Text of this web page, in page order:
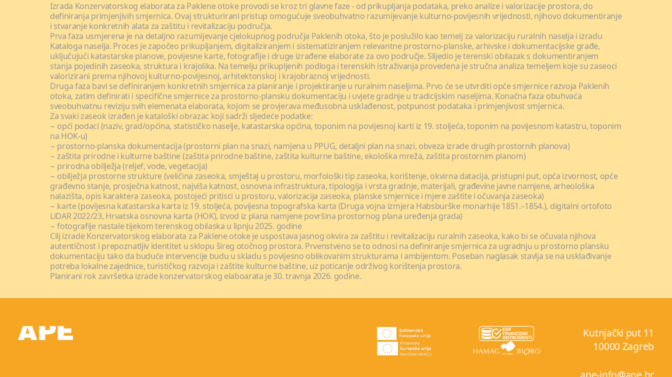
Izrada Konzervatorskog elaborata za Paklene otoke provodi se kroz tri glavne faze - od prikupljanja podataka, preko analize i valorizacije prostora, do
definiranja primjenjivih smjernica. Ovaj strukturirani pristup omogućuje sveobuhvatno razumijevanje kulturno-povijesnih vrijednosti, njihovo dokumentiranje
i stvaranje konkretnih alata za zaštitu i revitalizaciju područja.
Prva faza usmjerena je na detaljno razumijevanje cjelokupnog područja Paklenih otoka, što je poslužilo kao temelj za valorizaciju ruralnih naselja i izradu
Kataloga naselja. Proces je započeo prikupljanjem, digitaliziranjem i sistematiziranjem relevantne prostorno-planske, arhivske i dokumentacijske građe,
uključujući katastarske planove, povijesne karte, fotografije i druge izrađene elaborate za ovo područje. Slijedio je terenski obilazak s dokumentiranjem
stanja pojedinih zaseoka, struktura i krajolika. Na temelju prikupljenih podloga i terenskih istraživanja provedena je stručna analiza temeljem koje su zaseoci
valorizirani prema njihovoj kulturno-povijesnoj, arhitektonskoj i krajobraznoj vrijednosti.
Druga faza bavi se definiranjem konkretnih smjernica za planiranje i projektiranje u ruralnim naseljima. Prvo će se utvrditi opće smjernice razvoja Paklenih
otoka, zatim definirati i specifične smjernice za prostorno-plansku dokumentaciju i uvjete gradnje u tradicijskim naseljima. Konačna faza obuhvaća
sveobuhvatnu reviziju svih elemenata elaborata, kojom se provjerava međusobna usklađenost, potpunost podataka i primjenjivost smjernica.
Za svaki zaseok izrađen je kataloški obrazac koji sadrži sljedeće podatke:
− opći podaci (naziv, grad/općina, statističko naselje, katastarska općina, toponim na povijesnoj karti iz 19. stoljeća, toponim na povijesnom katastru, toponim
na HOK-u)
− prostorno-planska dokumentacija (prostorni plan na snazi, namjena u PPUG, detaljni plan na snazi, obveza izrade drugih prostornih planova)
− zaštita prirodne i kulturne baštine (zaštita prirodne baštine, zaštita kulturne baštine, ekološka mreža, zaštita prostornim planom)
− prirodna obilježja (reljef, vode, vegetacija)
− obilježja prostorne strukture (veličina zaseoka, smještaj u prostoru, morfološki tip zaseoka, korištenje, okvirna datacija, pristupni put, opća izvornost, opće
građevno stanje, prosječna katnost, najviša katnost, osnovna infrastruktura, tipologija i vrsta gradnje, materijali, građevine javne namjene, arheološka
nalazišta, opis karaktera zaseoka, postojeći pritisci u prostoru, valorizacija zaseoka, planske smjernice i mjere zaštite i očuvanja zaseoka)
− karte (povijesna katastarska karta iz 19. stoljeća, povijesna topografska karta (Druga vojna izmjera Habsburške monarhije 1851.–1854.), digitalni ortofoto
LiDAR 2022/23, Hrvatska osnovna karta (HOK), izvod iz plana namjene površina prostornog plana uređenja grada)
− fotografije nastale tijekom terenskog obilaska u lipnju 2025. godine
Cilj izrade Konzervatorskog elaborata za Paklene otoke je uspostava jasnog okvira za zaštitu i revitalizaciju ruralnih zaseoka, kako bi se očuvala njihova
autentičnost i prepoznatljiv identitet u sklopu šireg otočnog prostora. Prvenstveno se to odnosi na definiranje smjernica za ugradnju u prostorno plansku
dokumentaciju tako da buduće intervencije budu u skladu s povijesno oblikovanim strukturama i ambijentom. Poseban naglasak stavlja se na usklađivanje
potreba lokalne zajednice, turističkog razvoja i zaštite kulturne baštine, uz poticanje održivog korištenja prostora.
Planirani rok završetka izrade konzervatorskog elaboarata je 30. travnja 2026. godine.
Kutnjački put 11
10000 Zagreb